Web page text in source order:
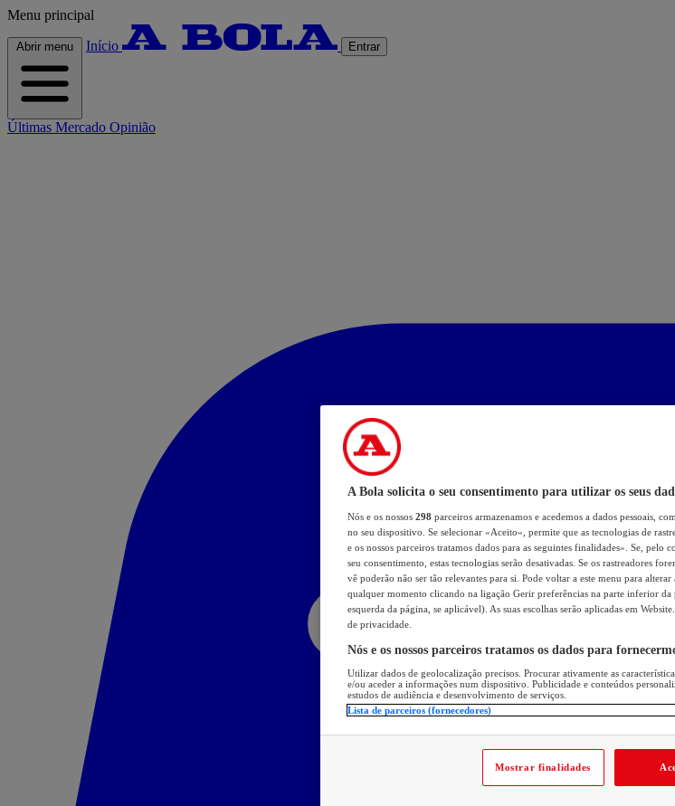
Menu principal
Abrir menu Início Entrar
Últimas Mercado Opinião
A Bola solicita o seu consentimento para utilizar os seus
Nós e os nossos 298 parceiros armazenamos e acedemos a dados pessoais,
no seu dispositivo. Se selecionar «Aceito», permite que as tecnologias de
e os nossos parceiros tratamos dados para as seguintes finalidades». Se,
seu consentimento, estas tecnologias serão desativadas. Se os rastreadores
vê poderão não ser tão relevantes para si. Pode voltar a este menu para
qualquer momento clicando na ligação Gerir preferências na parte inferior
esquerda da página, se aplicável). As suas escolhas serão aplicadas em
de privacidade.
Nós e os nossos parceiros tratamos os dados para
Utilizar dados de geolocalização precisos. Procurar ativamente as
e/ou aceder a informações num dispositivo. Publicidade e conteúdos
estudos de audiência e desenvolvimento de serviços.
Lista de parceiros (fornecedores)
Mostrar finalidades